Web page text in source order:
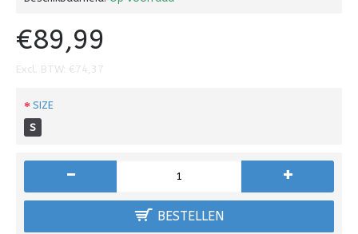
€89,99
Excl. BTW: €74,37
SIZE
S
- +
BESTELLEN